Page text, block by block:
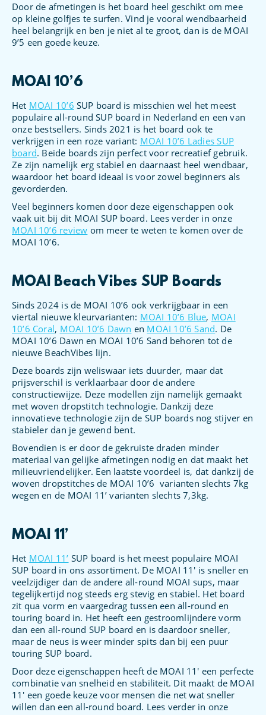
Door de afmetingen is het board heel geschikt om mee
op kleine golfjes te surfen. Vind je vooral wendbaarheid
heel belangrijk en ben je niet al te groot, dan is de MOAI
9’5 een goede keuze.
MOAI 10’6
Het MOAI 10’6 SUP board is misschien wel het meest
populaire all-round SUP board in Nederland en een van
onze bestsellers. Sinds 2021 is het board ook te
verkrijgen in een roze variant: MOAI 10’6 Ladies SUP
board. Beide boards zijn perfect voor recreatief gebruik.
Ze zijn namelijk erg stabiel en daarnaast heel wendbaar,
waardoor het board ideaal is voor zowel beginners als
gevorderden.
Veel beginners komen door deze eigenschappen ook
vaak uit bij dit MOAI SUP board. Lees verder in onze
MOAI 10’6 review om meer te weten te komen over de
MOAI 10’6.
MOAI Beach Vibes SUP Boards
Sinds 2024 is de MOAI 10’6 ook verkrijgbaar in een
viertal nieuwe kleurvarianten: MOAI 10’6 Blue, MOAI
10’6 Coral, MOAI 10’6 Dawn en MOAI 10’6 Sand. De
MOAI 10’6 Dawn en MOAI 10’6 Sand behoren tot de
nieuwe BeachVibes lijn.
Deze boards zijn weliswaar iets duurder, maar dat
prijsverschil is verklaarbaar door de andere
constructiewijze. Deze modellen zijn namelijk gemaakt
met woven dropstitch technologie. Dankzij deze
innovatieve technologie zijn de SUP boards nog stijver en
stabieler dan je gewend bent.
Bovendien is er door de gekruiste draden minder
materiaal van gelijke afmetingen nodig en dat maakt het
milieuvriendelijker. Een laatste voordeel is, dat dankzij de
woven dropstitches de MOAI 10’6 varianten slechts 7kg
wegen en de MOAI 11’ varianten slechts 7,3kg.
MOAI 11’
Het MOAI 11’ SUP board is het meest populaire MOAI
SUP board in ons assortiment. De MOAI 11′ is sneller en
veelzijdiger dan de andere all-round MOAI sups, maar
tegelijkertijd nog steeds erg stevig en stabiel. Het board
zit qua vorm en vaargedrag tussen een all-round en
touring board in. Het heeft een gestroomlijndere vorm
dan een all-round SUP board en is daardoor sneller,
maar de neus is weer minder spits dan bij een puur
touring SUP board.
Door deze eigenschappen heeft de MOAI 11′ een perfecte
combinatie van snelheid en stabiliteit. Dit maakt de MOAI
11′ een goede keuze voor mensen die net wat sneller
willen dan een all-round board. Lees verder in onze